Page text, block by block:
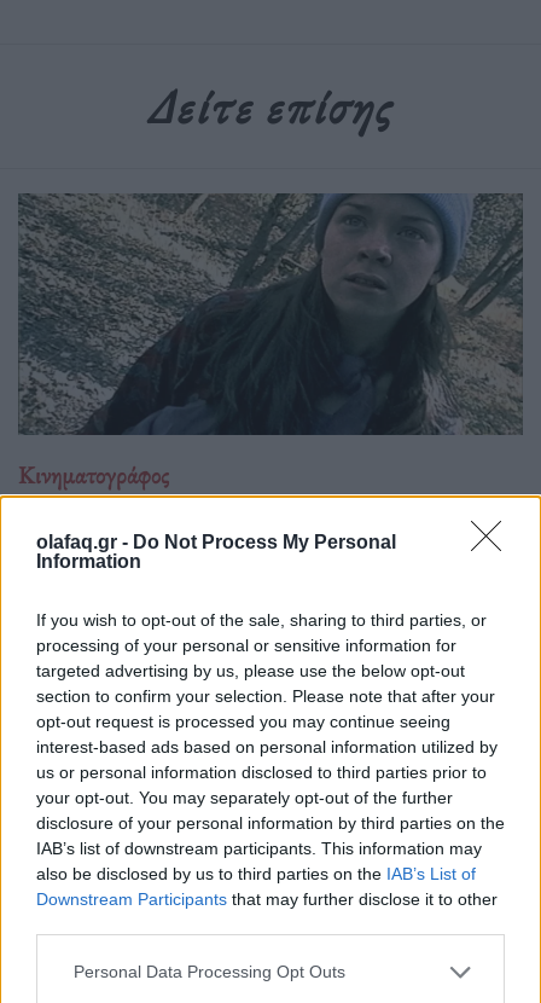
olafaq.gr - Do Not Process My Personal
Information
If you wish to opt-out of the sale, sharing to third parties, or
processing of your personal or sensitive information for
targeted advertising by us, please use the below opt-out
section to confirm your selection. Please note that after your
opt-out request is processed you may continue seeing
interest-based ads based on personal information utilized by
us or personal information disclosed to third parties prior to
your opt-out. You may separately opt-out of the further
disclosure of your personal information by third parties on the
IAB’s list of downstream participants. This information may
also be disclosed by us to third parties on the IAB’s List of
Downstream Participants that may further disclose it to other
Personal Data Processing Opt Outs
Δείτε επίσης
Κινηματογράφος
The Blair Witch Project επιστρέφει στους
κινηματογράφους με νέα ταινία το 2027
Όλα όσα γνωρίζουμε για τη νέα εκδοχή του The Blair Witch
Project από τη Lionsgate: ημερομηνία